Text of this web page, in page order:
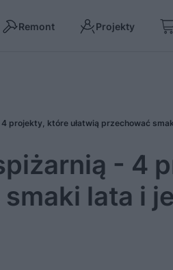
Remont Projekty
projekty, które ułatwią przechować
- 4
lata i